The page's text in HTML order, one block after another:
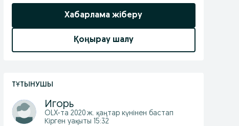
Хабарлама жіберу
Қоңырау шалу
ТҰТЫНУШЫ
Игорь
OLX-та 2020 ж. қаңтаркүнінен бастап
Кірген уақыты 15:32